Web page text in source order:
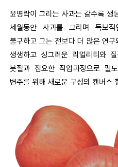
윤병락이 그리는 사과는 갈수록 생
세월동안 사과를 그리며 독보
불구하고 그는 전보다 더 많은 연
생생하고 싱그러운 리얼리티와
붓질과 집요한 작업과정으로 밀
변주를 위해 새로운 구성의 캔버스